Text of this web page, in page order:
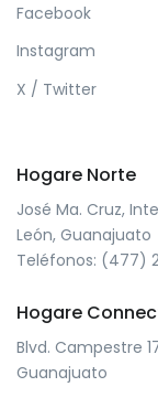
Facebook
Instagram
X / Twitter
Hogare Norte
José Ma. Cruz,
León, Guanajuato
Teléfonos: (477)
Hogare
Blvd. Campestre
Guanajuato